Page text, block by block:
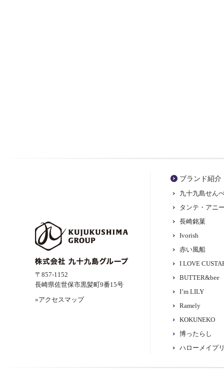
〒857-1152
長崎県佐世保市黒髪町9番15号
»アクセスマップ
ブランド紹介
九十九島せん
タンテ・アニ
長崎銘菓
Ivorish
赤い風船
I LOVE
BUTTER&bee
I’m LILY
Ramely
KOKUNEKO
博ったらし
ハローメイプ